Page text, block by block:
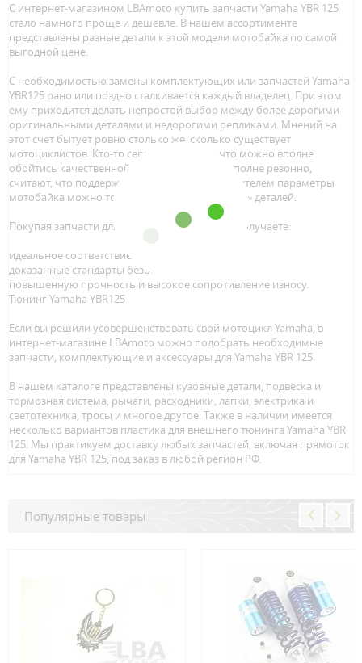
С интернет-магазином LBAmoto купить запчасти Yamaha YBR 125
стало намного проще и дешевле. В нашем ассортименте
представлены разные детали к этой модели мотобайка по самой
выгодной цене.
С необходимостью замены комплектующих или запчастей Yamaha
YBR125 рано или поздно сталкивается каждый владелец. При этом
ему приходится делать непростой выбор между более дорогими
оригинальными деталями и недорогими репликами. Мнений на
этот счет бытует ровно столько же, сколько существует
мотоциклистов. Кто-то серьезно считает, что можно вполне
обойтись качественной репликой. Другие, вполне резонно,
считают, что поддержать заданные производителем параметры
мотобайка можно только установкой «родных» деталей.
Покупая запчасти для YBR 125 в LBAmoto, вы получаете:
идеальное соответствие при установке;
доказанные стандарты безопасности;
повышенную прочность и высокое сопротивление износу.
Тюнинг Yamaha YBR125
Если вы решили усовершенствовать свой мотоцикл Yamaha, в
интернет-магазине LBAmoto можно подобрать необходимые
запчасти, комплектующие и аксессуары для Yamaha YBR 125.
В нашем каталоге представлены кузовные детали, подвеска и
тормозная система, рычаги, расходники, лапки, электрика и
светотехника, тросы и многое другое. Также в наличии имеется
несколько вариантов пластика для внешнего тюнинга Yamaha YBR
125. Мы практикуем доставку любых запчастей, включая прямоток
для Yamaha YBR 125, под заказ в любой регион РФ.
Популярные товары